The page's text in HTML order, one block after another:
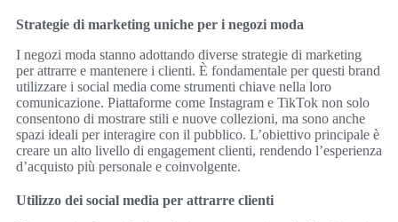
Strategie di marketing uniche per i negozi moda
I negozi moda stanno adottando diverse strategie di marketing
per attrarre e mantenere i clienti. È fondamentale per questi brand
utilizzare i social media come strumenti chiave nella loro
comunicazione. Piattaforme come Instagram e TikTok non solo
consentono di mostrare stili e nuove collezioni, ma sono anche
spazi ideali per interagire con il pubblico. L’obiettivo principale è
creare un alto livello di engagement clienti, rendendo l’esperienza
d’acquisto più personale e coinvolgente.
Utilizzo dei social media per attrarre clienti